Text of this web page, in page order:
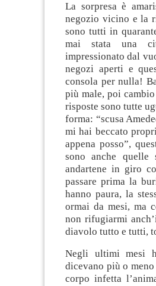
La sorpresa è
negozio vicino e la
sono tutti in
mai stata una
impressionato dal
negozi aperti e
consola per nulla!
più male, poi
risposte sono tutte
forma: “scusa
mi hai beccato
appena posso”,
sono anche quelle
andartene in giro
passare prima la
hanno paura, la
ormai da mesi, ma
non rifugiarmi
diavolo tutto e tutti,
Negli ultimi mesi
dicevano più o
corpo infetta